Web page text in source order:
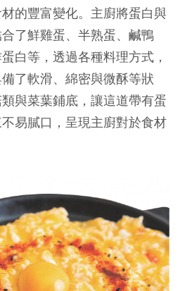
的豐富變化。主廚將蛋白與
了鮮雞蛋、半熟蛋、鹹鴨
白等，透過各種料理方式，
了軟滑、綿密與微酥等狀
與菜葉鋪底，讓這道帶有蛋
易膩口，呈現主廚對於食材